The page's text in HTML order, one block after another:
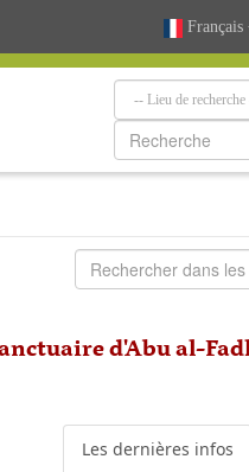
Français
d'Abu al-
Les dernières infos